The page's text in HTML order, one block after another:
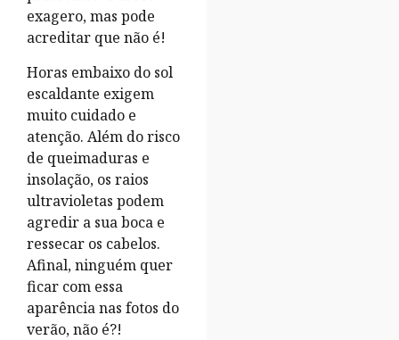
exagero, mas pode
acreditar que não é!
Horas embaixo do sol
escaldante exigem
muito cuidado e
atenção. Além do risco
de queimaduras e
insolação, os raios
ultravioletas podem
agredir a sua boca e
ressecar os cabelos.
Afinal, ninguém quer
ficar com essa
aparência nas fotos do
verão, não é?!